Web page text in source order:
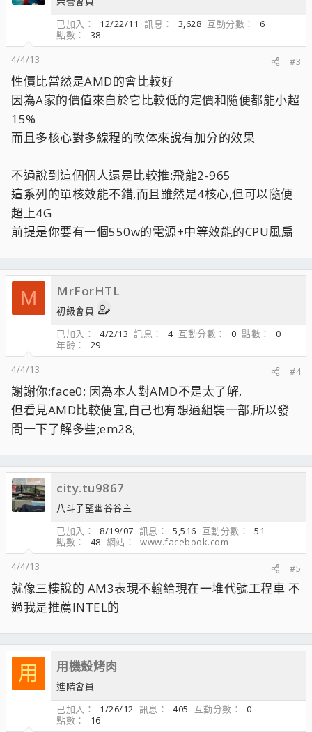
已加入
12/22/11 訊息 3,628 互動分數
6
點數
38
4/4/13
#3
性價比當然是AMD的會比較好
因為A家的價值來自於它比較低的定價和隨便都能小超
15%
而且多核心對多線程的軟体來說有加分的效果
不過說到這個個人還是比較推:飛龍2-965
這系列的單核效能不錯,而且雖然是4核心,但可以隨便
超上4G
前提是你要有一個550w的電源+中等效能的CPU風扇
M MrForHTL
初級會員
已加入
4/2/13 訊息 4 互動分數 0 點數
0
年齡
29
4/4/13
#4
謝謝你;face0; 因為本人對AMD不是太了解,
但看見AMD比較便宜,自己也有想過組裝一部,所以發
問一下了解多些;em28;
city.tu9867
八斗子望幽谷谷主
已加入
8/19/07 訊息 5,516 互動分數
51
點數
48 網站
www.facebook.com
4/4/13
#5
就像三樓說的 AM3表現不輸給現在一堆代號工程車 不
過我是推薦INTEL的
用 用機殼烤肉
進階會員
已加入
1/26/12 訊息 405 互動分數
0
點數
16